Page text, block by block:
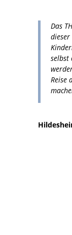
Das
selbst
Reise